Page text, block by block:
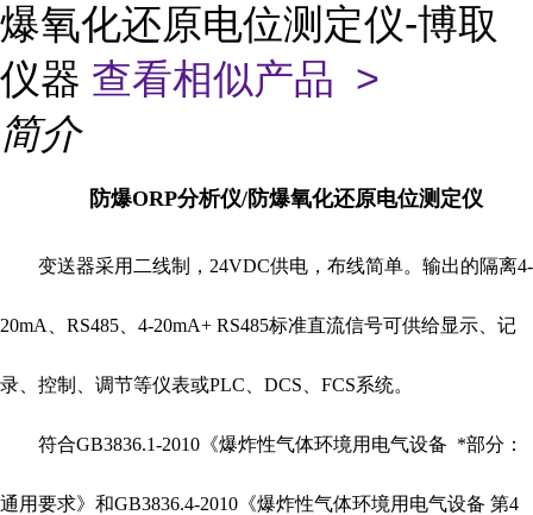
爆氧化还原电位测定仪-博取
仪器 查看相似产品 >
简介
防爆ORP分析仪/防爆氧化还原电位测定仪
变送器采用二线制， 24VDC供电，布线简单。输出的隔离4-
20mA、RS485、4-20mA+ RS485标准直流信号可供给显示、记
录、控制、调节等仪表或PLC DCS、FCS系统。
符合GB3836.1-2010《爆炸性气体环境用电气设备 *部分：
通用要求》和GB3836.4-2010《爆炸性气体环境用电气设备 第4